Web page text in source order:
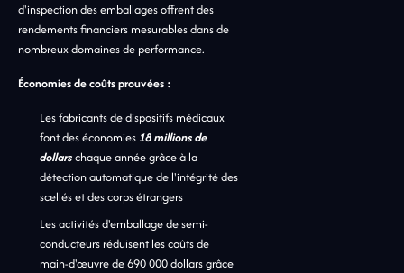
d'inspection des emballages offrent des
rendements financiers mesurables dans de
nombreux domaines de performance.
Économies de coûts prouvées :
Les fabricants de dispositifs médicaux
font des économies18 millions de
dollarschaque année grâce à la
détection automatique de l'intégrité des
scellés et des corps étrangers
Les activités d'emballage de semi-
conducteurs réduisent les coûts de
main-d'œuvre de 690 000 dollars grâce